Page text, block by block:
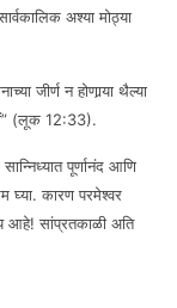
अश्या मोठ्या
जीर्ण न होणार्‍या थैल्या
(लूक 12:33).
पूर्णानंद आणि
घ्या. कारण परमेश्वर
आहे! सांप्रतकाळी अति